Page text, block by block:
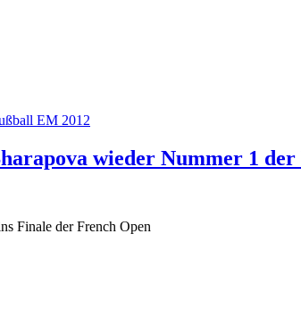
EM 2012
wieder Nummer 1
Finale der French Open